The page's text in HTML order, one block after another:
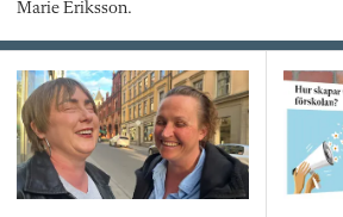
Marie Eriksson.